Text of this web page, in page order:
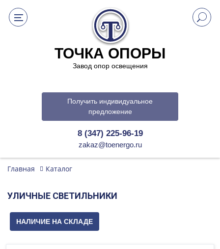
ТОЧКА ОПОРЫ
Завод опор освещения
Получить индивидуальное
предложение
8 (347) 225-96-19
zakaz@toenergo.ru
Главная Каталог
УЛИЧНЫЕ СВЕТИЛЬНИКИ
НАЛИЧИЕ НА СКЛАДЕ